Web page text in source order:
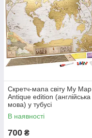
Скретч-мапа світу My Map
Antique edition (англійська
мова) у тубусі
В наявності
700 ₴